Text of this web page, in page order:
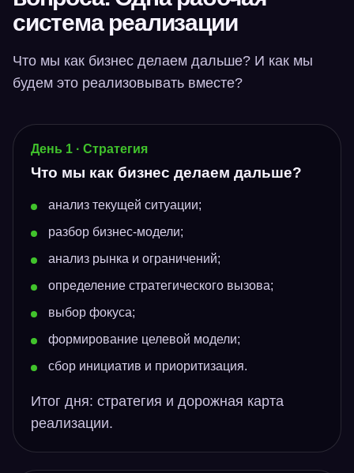
система реализации
Что мы как бизнес делаем дальше? И как мы
будем это реализовывать вместе?
День 1 · Стратегия
Что мы как бизнес делаем дальше?
анализ текущей ситуации;
разбор бизнес-модели;
анализ рынка и ограничений;
определение стратегического вызова;
выбор фокуса;
формирование целевой модели;
сбор инициатив и приоритизация.
Итог дня: стратегия и дорожная карта
реализации.